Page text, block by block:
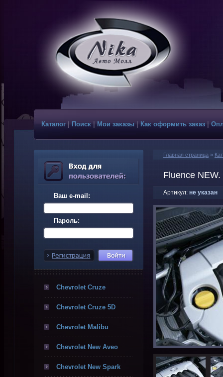
Каталог Поиск|Мои заказы|Как оформить заказ
Ваш e-mail:
Пароль:
Chevrolet Cruze
Chevrolet Cruze 5D
Chevrolet Malibu
Chevrolet New Aveo
Chevrolet New Spark
Главная страница »
Fluence
Артикул: не указан